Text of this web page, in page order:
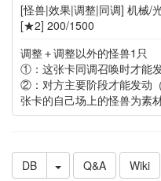
[怪兽|效果|调整|同调] 机械/
[★2] 200/1500
调整＋调整以外的怪兽1只
①：这张卡同调召唤时才能
②：对方主要阶段才能发动
张卡的自己场上的怪兽为素
DB Q&A Wiki